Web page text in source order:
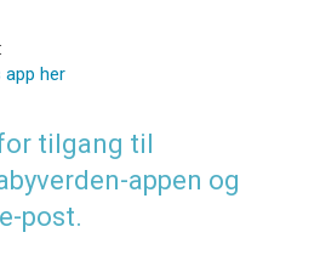
app her
tilgang til
appen og
post.